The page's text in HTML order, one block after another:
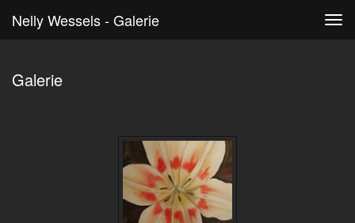
Nelly Wessels - Galerie
Galerie